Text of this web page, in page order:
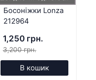
Босоніжки Lonza
212964
1,250 грн.
3,200 грн.
В кошик